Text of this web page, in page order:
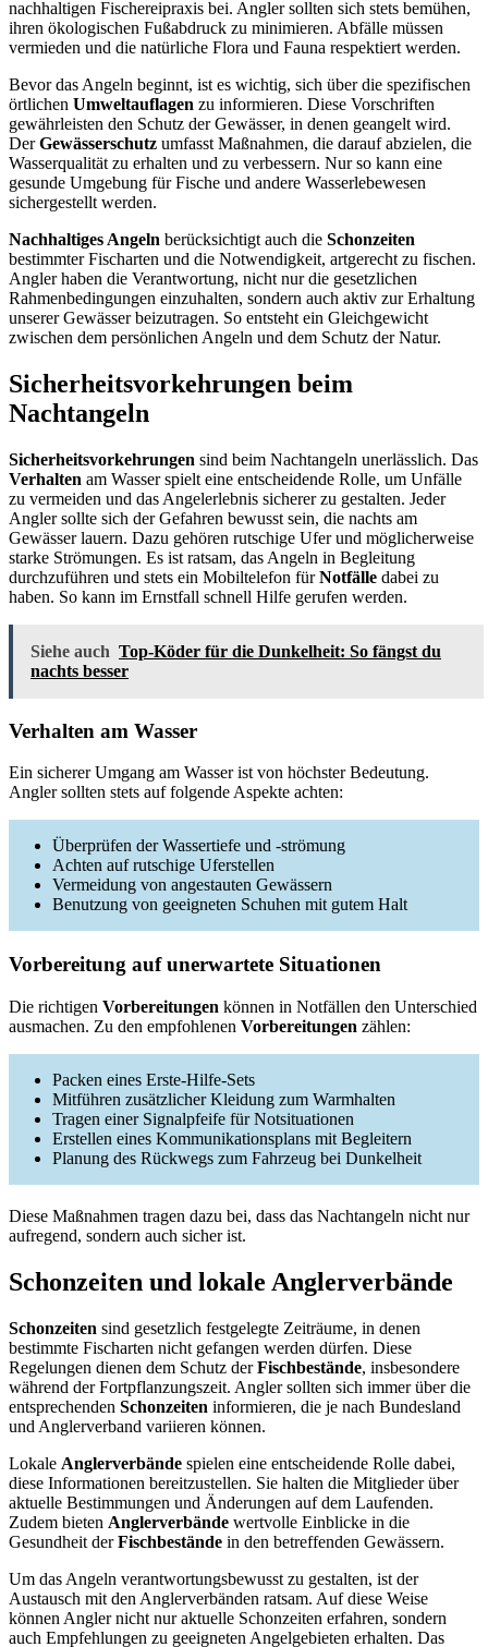
nachhaltigen Fischereipraxis bei. Angler sollten sich stets bemühen,
ihren ökologischen Fußabdruck zu minimieren. Abfälle müssen
vermieden und die natürliche Flora und Fauna respektiert werden.
Bevor das Angeln beginnt, ist es wichtig, sich über die spezifischen
örtlichen Umweltauflagen zu informieren. Diese Vorschriften
gewährleisten den Schutz der Gewässer, in denen geangelt wird.
DerGewässerschutz umfasst Maßnahmen, die darauf abzielen, die
Wasserqualität zu erhalten und zu verbessern. Nur so kann eine
gesunde Umgebung für Fische und andere Wasserlebewesen
sichergestellt werden.
Nachhaltiges Angeln berücksichtigt auch die Schonzeiten
bestimmter Fischarten und die Notwendigkeit, artgerecht zu fischen.
Angler haben die Verantwortung, nicht nur die gesetzlichen
Rahmenbedingungen einzuhalten, sondern auch aktiv zur Erhaltung
unserer Gewässer beizutragen. So entsteht ein Gleichgewicht
zwischen dem persönlichen Angeln und dem Schutz der Natur.
Sicherheitsvorkehrungen beim
Nachtangeln
Sicherheitsvorkehrungen sind beim Nachtangeln unerlässlich. Das
Verhalten am Wasser spielt eine entscheidende Rolle, um Unfälle
zu vermeiden und das Angelerlebnis sicherer zu gestalten. Jeder
Angler sollte sich der Gefahren bewusst sein, die nachts am
Gewässer lauern. Dazu gehören rutschige Ufer und möglicherweise
starke Strömungen. Es ist ratsam, das Angeln in Begleitung
durchzuführen und stets ein Mobiltelefon fürNotfälle dabei zu
haben. So kann im Ernstfall schnell Hilfe gerufen werden.
Siehe auch Top-Köder für die Dunkelheit: So fängst du
nachts besser
Verhalten am Wasser
Ein sicherer Umgang am Wasser ist von höchster Bedeutung.
Angler sollten stets auf folgende Aspekte achten:
Überprüfen der Wassertiefe und -strömung
Achten auf rutschige Uferstellen
Vermeidung von angestauten Gewässern
Benutzung von geeigneten Schuhen mit gutem Halt
Vorbereitung auf unerwartete Situationen
Die richtigen Vorbereitungen können in Notfällen den Unterschied
ausmachen. Zu den empfohlenen Vorbereitungen zählen:
Packen eines Erste-Hilfe-Sets
Mitführen zusätzlicher Kleidung zum Warmhalten
Tragen einer Signalpfeife für Notsituationen
Erstellen eines Kommunikationsplans mit Begleitern
Planung des Rückwegs zum Fahrzeug bei Dunkelheit
Diese Maßnahmen tragen dazu bei, dass das Nachtangeln nicht nur
aufregend, sondern auch sicher ist.
Schonzeiten und lokale Anglerverbände
Schonzeiten sind gesetzlich festgelegte Zeiträume, in denen
bestimmte Fischarten nicht gefangen werden dürfen. Diese
Regelungen dienen dem Schutz derFischbestände, insbesondere
während der Fortpflanzungszeit. Angler sollten sich immer über die
entsprechenden Schonzeiten informieren, die je nach Bundesland
und Anglerverband variieren können.
Lokale Anglerverbände spielen eine entscheidende Rolle dabei,
diese Informationen bereitzustellen. Sie halten die Mitglieder über
aktuelle Bestimmungen und Änderungen auf dem Laufenden.
Zudem bieten Anglerverbände wertvolle Einblicke in die
Gesundheit derFischbestände in den betreffenden Gewässern.
Um das Angeln verantwortungsbewusst zu gestalten, ist der
Austausch mit den Anglerverbänden ratsam. Auf diese Weise
können Angler nicht nur aktuelle Schonzeiten erfahren, sondern
auch Empfehlungen zu geeigneten Angelgebieten erhalten. Das